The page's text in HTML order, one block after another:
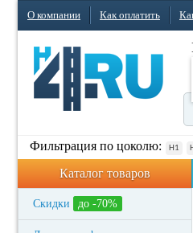
О компании Как оплатить
Фильтрация по цоколю: H1
Каталог товаров
Скидки до -70%